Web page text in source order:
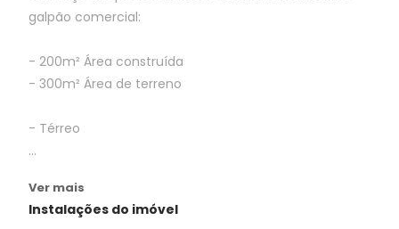
galpão comercial:
- 200m² Área construída
- 300m² Área de terreno
- Térreo
...
Ver mais
Instalações do imóvel